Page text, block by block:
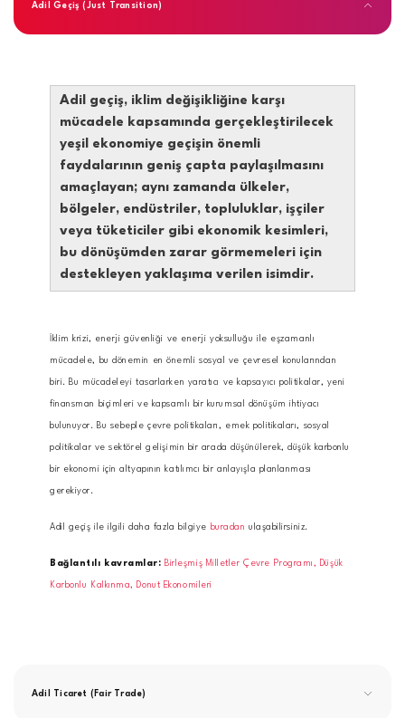
Adil Geçiş (Just Transition)
Adil geçiş, iklim değişikliğine karşı
mücadele kapsamında gerçekleştirilecek
yeşil ekonomiye geçişin önemli
faydalarının geniş çapta paylaşılmasını
amaçlayan; aynı zamanda ülkeler,
bölgeler, endüstriler, topluluklar, işçiler
veya tüketiciler gibi ekonomik kesimleri,
bu dönüşümden zarar görmemeleri için
destekleyen yaklaşıma verilen isimdir.
İklim krizi, enerji güvenliği ve enerji yoksulluğu ile eşzamanlı
mücadele, bu dönemin en önemli sosyal ve çevresel konularından
biri. Bu mücadeleyi tasarlarken yaratıcı ve kapsayıcı politikalar, yeni
finansman biçimleri ve kapsamlı bir kurumsal dönüşüm ihtiyacı
bulunuyor. Bu sebeple çevre politikaları, emek politikaları, sosyal
politikalar ve sektörel gelişimin bir arada düşünülerek, düşük karbonlu
bir ekonomi için altyapının katılımcı bir anlayışla planlanması
gerekiyor.
Adil geçiş ile ilgili daha fazla bilgiye buradan ulaşabilirsiniz.
Bağlantılı kavramlar:Birleşmiş Milletler Çevre Programı, Düşük
Karbonlu Kalkınma,Donut Ekonomileri
Adil Ticaret (Fair Trade)